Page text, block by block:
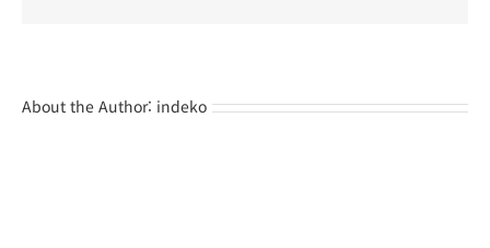
About the Author: indeko